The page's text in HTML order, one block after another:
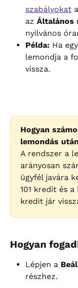
szabályokat
az Általános
nyilvános
Példa: Ha
lemondja a
vissza.
Hogyan
lemondás
A rendszer a
arányosan
ügyfél javára
101 kredit és
kredit jár
Hogyan
Lépjen a
részhez.